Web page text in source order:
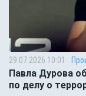
29.07.2026 10:01
Павла Дурова
по делу о